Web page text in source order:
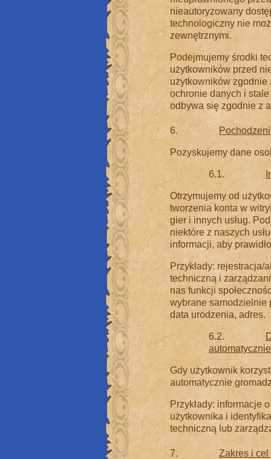
nieautoryzowany
technologiczny nie
zewnętrznymi.
Podejmujemy środki
użytkowników przed
użytkowników
ochronie danych i
odbywa się zgodnie z
6.
Pozyskujemy dane
6.1.
Otrzymujemy od
tworzenia konta w
gier i innych usług.
niektóre z naszych
informacji, aby
Przykłady:
techniczną i
nas funkcji
wybrane samodzielnie
data urodzenia, adres.
6.2.
automatycznie
Gdy użytkownik
automatycznie
Przykłady: informacje
użytkownika i
techniczną lub
7.
Zakres i